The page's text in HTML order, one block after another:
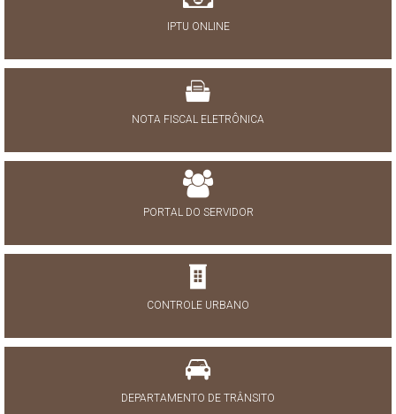
IPTU ONLINE
NOTA FISCAL ELETRÔNICA
PORTAL DO SERVIDOR
CONTROLE URBANO
DEPARTAMENTO DE TRÂNSITO